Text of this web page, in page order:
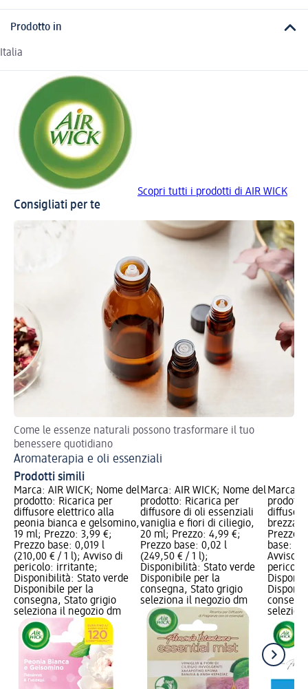
Prodotto in
Italia
Scopri tutti i prodotti di AIR WICK
Consigliati per te
Come le essenze naturali possono trasformare il tuo
benessere quotidiano
Aromaterapia e oli essenziali
Prodotti simili
Marca: AIR WICK; Nome del
prodotto: Ricarica per
diffusore elettrico alla
peonia bianca e gelsomino,
19 ml; Prezzo: 3,99 €;
Prezzo base: 0,019 l
(210,00 € / 1 l); Avviso di
pericolo: irritante;
Disponibilità: Stato verde
Disponibile per la
consegna, Stato grigio
seleziona il negozio dm
Marca: AIR WICK; Nome del
prodotto: Ricarica per
diffusore di oli essenziali
vaniglia e fiori di ciliegio,
20 ml; Prezzo: 4,99 €;
Prezzo base: 0,02 l
(249,50 € / 1 l);
Disponibilità: Stato verde
Disponibile per la
consegna, Stato grigio
seleziona il negozio dm
Marca:
brezza
Prezzo:
base:
Avviso